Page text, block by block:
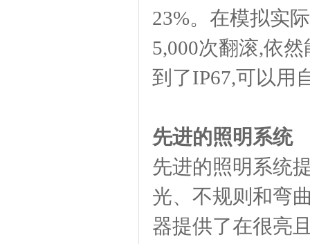
23%。在模拟实
5,000次翻滚,依
到了IP67,可以用
先进的照明系统
先进的照明系统
光、不规则和弯
器提供了在很亮